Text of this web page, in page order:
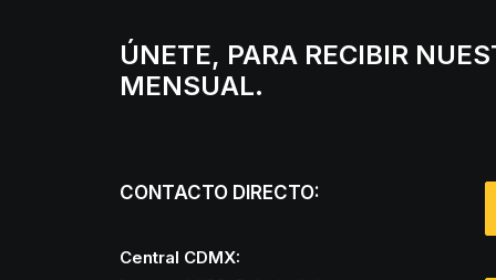
ÚNETE, PARA RECIBIR
MENSUAL.
CONTACTO DIRECTO:
Central CDMX: